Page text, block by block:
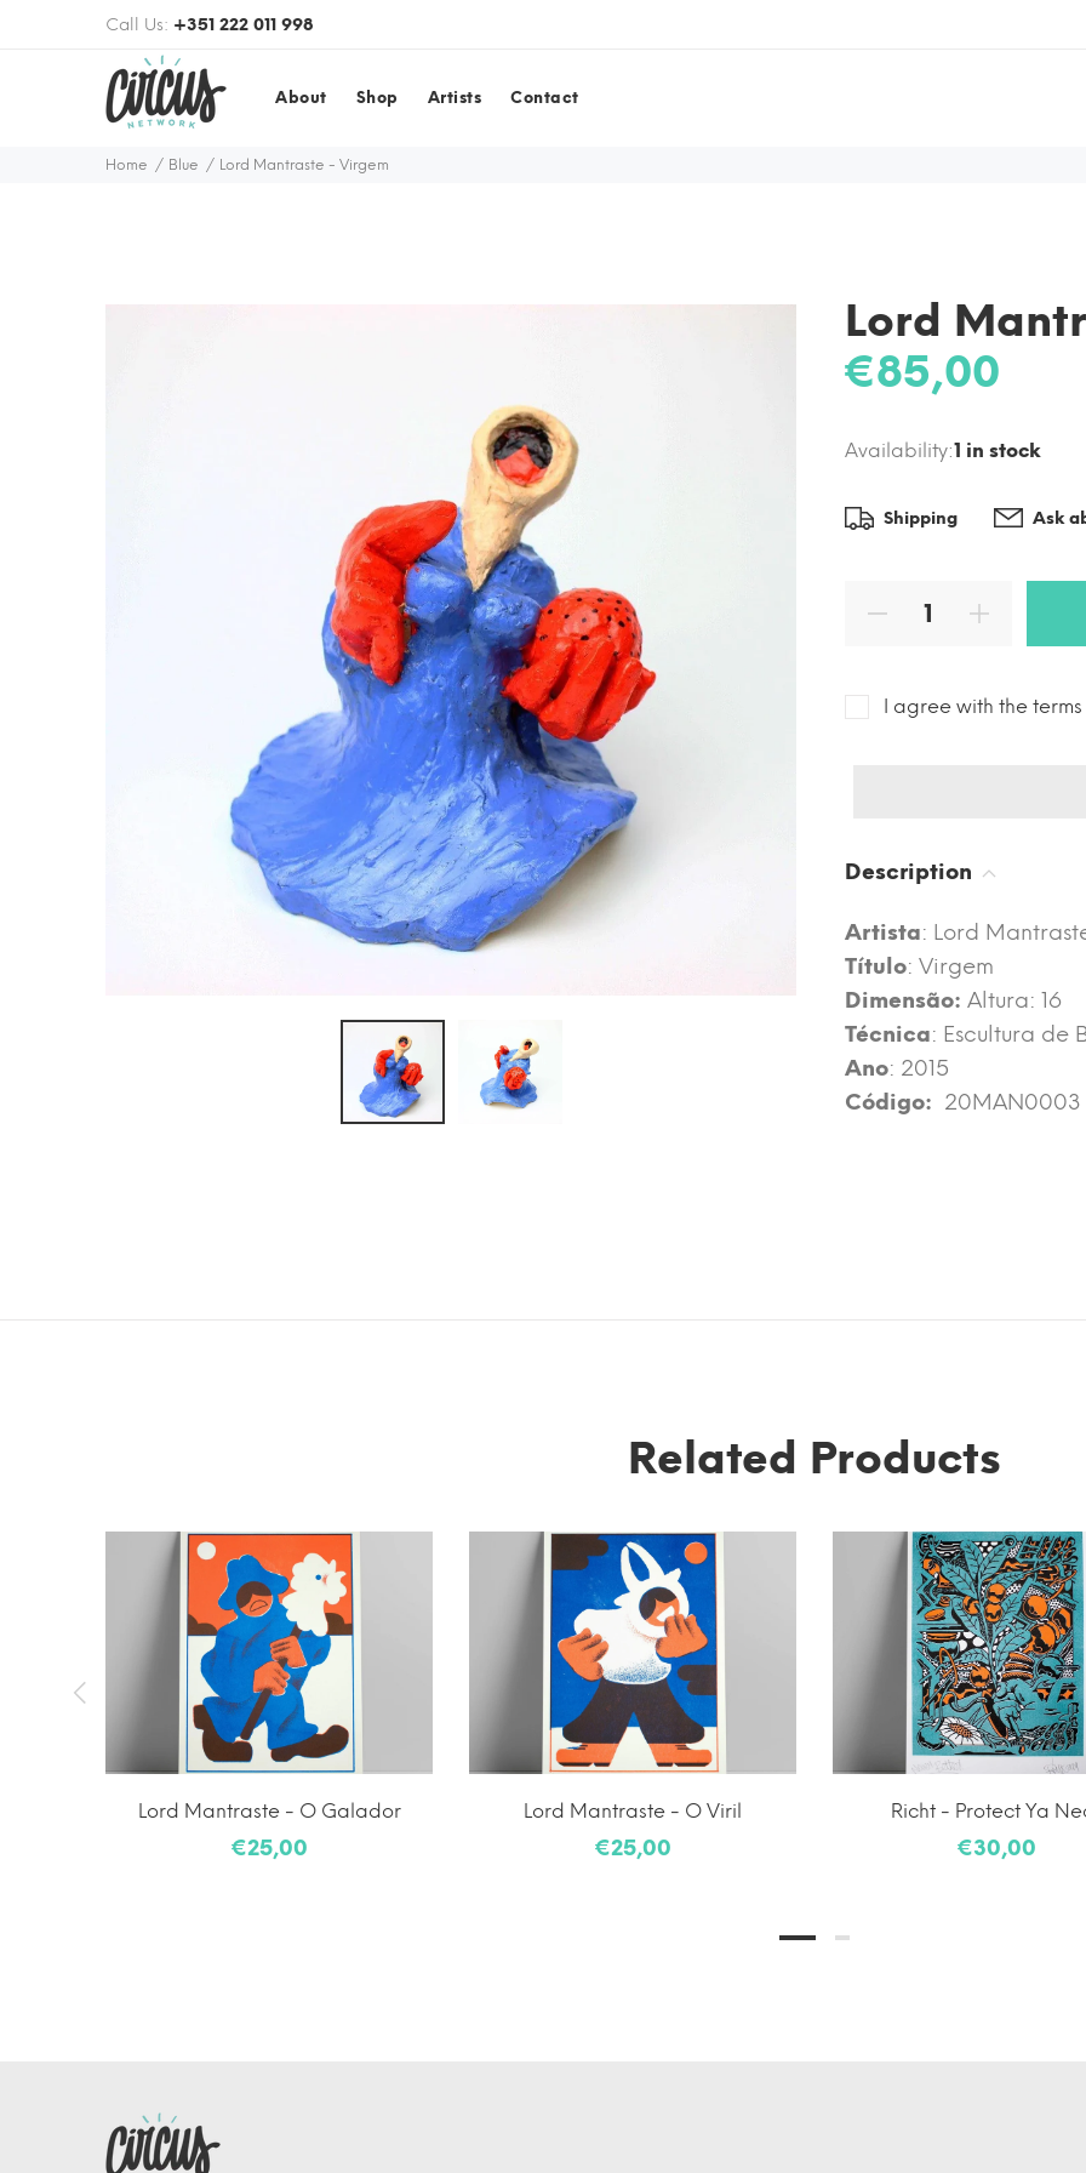
Call Us: +351 222 011 998
About Shop Artists Contact
Home Blue Lord Mantraste - Virgem
Lord
€85,00
Availability:1 in stock
Shipping Ask
I agree with the
Description
Artista: Lord
Título: Virgem
Dimensão: Altura: 16
Técnica: Escultura de
Ano: 2015
Código: 20MAN0003
Related Products
Lord Mantraste - O Galador
€25,00
Lord Mantraste - O Viril
€25,00
Richt - Protect Ya
€30,00